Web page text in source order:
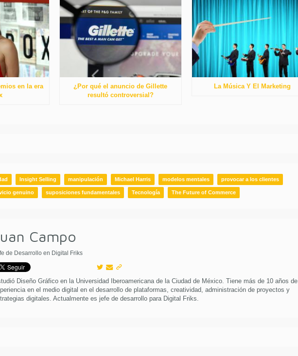
en la era
¿Por qué el anuncio de Gillette
resultó controversial?
La Música Y El Marketing
Insight Selling manipulación Michael Harris modelos mentales provocar a los clientes
genuino suposiciones fundamentales Tecnología The Future of Commerce
Campo
de Desarrollo en Digital Friks
Diseño Gráfico en la Universidad Iberoamericana de la Ciudad de México. Tiene más de 10 años de
en el medio digital en el desarrollo de plataformas, creatividad, administración de proyectos y
digitales. Actualmente es jefe de desarrollo para Digital Friks.